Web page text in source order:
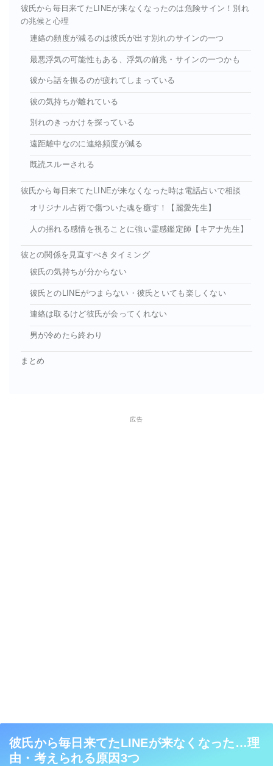
彼氏から毎日来てたLINEが来なくなったのは危険サイン！別れ
の兆候と心理
連絡の頻度が減るのは彼氏が出す別れのサインの一つ
最悪浮気の可能性もある、浮気の前兆・サインの一つかも
彼から話を振るのが疲れてしまっている
彼の気持ちが離れている
別れのきっかけを探っている
遠距離中なのに連絡頻度が減る
既読スルーされる
彼氏から毎日来てたLINEが来なくなった時は電話占いで相談
オリジナル占術で傷ついた魂を癒す！【麗愛先生】
人の揺れる感情を視ることに強い霊感鑑定師【キアナ先生】
彼との関係を見直すべきタイミング
彼氏の気持ちが分からない
彼氏とのLINEがつまらない・彼氏といても楽しくない
連絡は取るけど彼氏が会ってくれない
男が冷めたら終わり
まとめ
広告
彼氏から毎日来てたLINEが来なくなった…理
由・考えられる原因3つ